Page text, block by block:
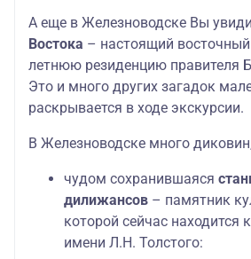
А еще в Железноводске Вы
Востока – настоящий
летнюю резиденцию правителя
Это и много других загадок
раскрывается в ходе экскурсии.
В Железноводске много
чудом сохранившаяся
дилижансов – памятник
которой сейчас находится
имени Л.Н. Толстого: